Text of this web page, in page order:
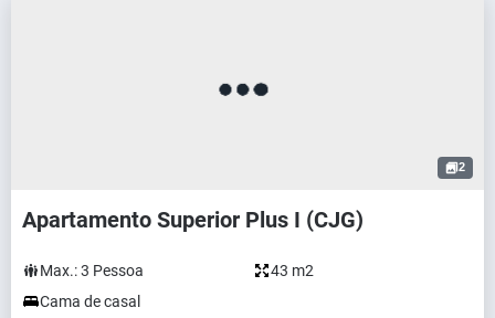
2
Apartamento Superior Plus I (CJG)
Max.:3 Pessoa
43 m2
Cama de casal